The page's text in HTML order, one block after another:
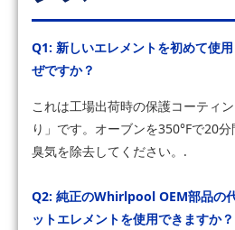
Q1: 新しいエレメントを初めて使
ぜですか？
これは工場出荷時の保護コーティ
り」です。オーブンを350°Fで20
臭気を除去してください。.
Q2: 純正のWhirlpool OEM部品の
ットエレメントを使用できますか？